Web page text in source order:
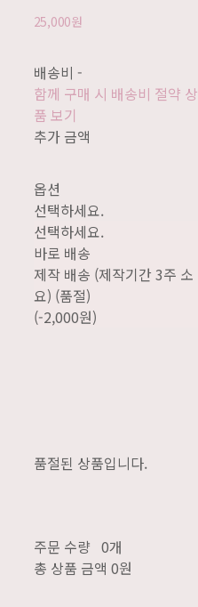
25,000원
배송비 -
함께 구매 시 배송비 절약 상
품 보기
추가 금액
옵션
선택하세요.
선택하세요.
바로 배송
제작 배송 (제작기간 3주 소
요) (품절)
(-2,000원)
품절된 상품입니다.
주문 수량 0개
총 상품 금액 0원